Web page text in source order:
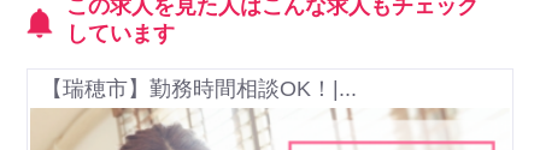
この求人を見た人はこんな求人もチェック
しています
【瑞穂市】勤務時間相談OK！|...